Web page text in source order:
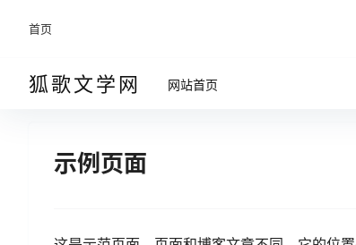
首页
狐歌文学网 网站首页
示例页面